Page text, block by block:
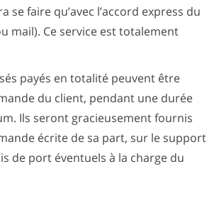
se faire qu’avec l’accord express du
mail). Ce service est totalement
payés en totalité peuvent être
du client, pendant une durée
Ils seront gracieusement fournis
écrite de sa part, sur le support
de port éventuels à la charge du